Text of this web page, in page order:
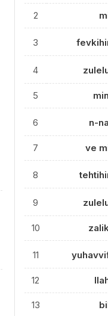
2
3
4
5
6 n-
7 ve
8
9
10
11
12
13